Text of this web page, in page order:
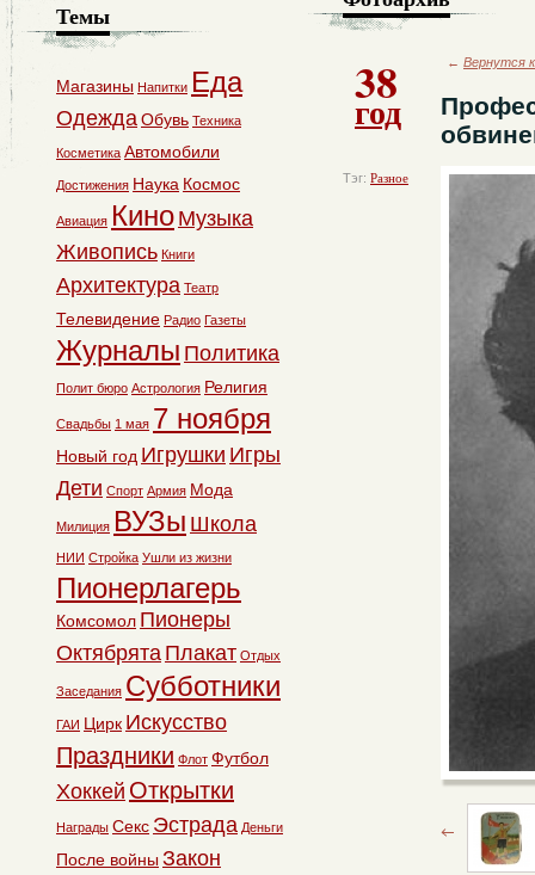
38
год
Тэг: Разное
← Вернутся
Темы
Магазины Напитки Еда
ОдеждаОбувь Техника
Косметика Автомобили
Достижения Наука Космос
Авиация Кино Музыка
Живопись Книги
Архитектура Театр
Телевидение Радио Газеты
Журналы Политика
Полит бюро Астрология Религия
Свадьбы 1 мая 7 ноября
Новый год Игрушки Игры
Дети Спорт Армия Мода
Милиция ВУЗы Школа
НИИ Стройка Ушли из жизни
Пионерлагерь
Комсомол Пионеры
Октябрята Плакат Отдых
Заседания Субботники
ГАИ Цирк Искусство
Праздники Флот Футбол
Хоккей Открытки
Награды Секс Эстрада Деньги
После войны Закон